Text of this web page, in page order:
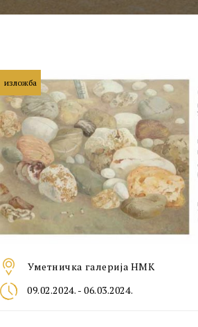
изложба
Уметничкa галеријa НМК
09.02.2024. - 06.03.2024.